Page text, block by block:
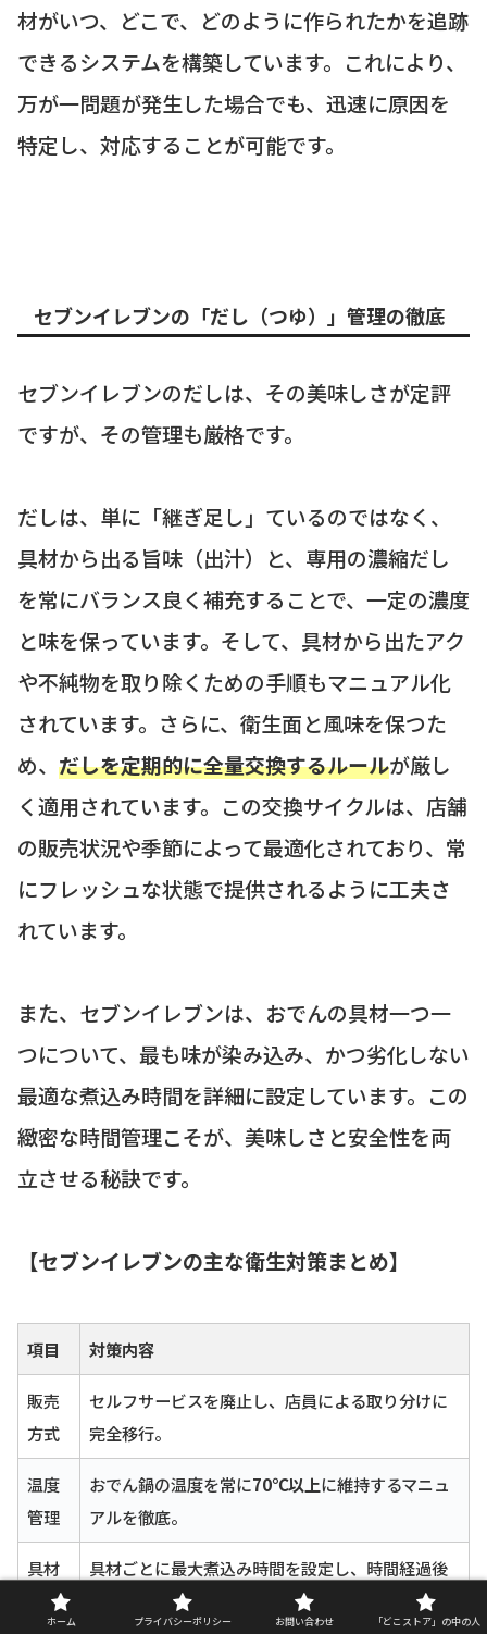
材がいつ、どこで、どのように作られたかを追跡
できるシステムを構築しています。これにより、
万が一問題が発生した場合でも、迅速に原因を
特定し、対応することが可能です。
セブンイレブンの「だし（つゆ）」管理の徹底
セブンイレブンのだしは、その美味しさが定評
ですが、その管理も厳格です。
だしは、単に「継ぎ足し」ているのではなく、
具材から出る旨味（出汁）と、専用の濃縮だし
を常にバランス良く補充することで、一定の濃度
と味を保っています。そして、具材から出たアク
や不純物を取り除くための手順もマニュアル化
されています。さらに、衛生面と風味を保つた
め、 だしを定期的に全量交換するルールが厳し
く適用されています。この交換サイクルは、店舗
の販売状況や季節によって最適化されており、常
にフレッシュな状態で提供されるように工夫さ
れています。
また、セブンイレブンは、おでんの具材一つ一
つについて、最も味が染み込み、かつ劣化しない
最適な煮込み時間を詳細に設定しています。この
緻密な時間管理こそが、美味しさと安全性を両
立させる秘訣です。
【セブンイレブンの主な衛生対策まとめ】
項目 対策内容
販売
方式
セルフサービスを廃止し、店員による取り分けに
完全移行。
温度
管理
おでん鍋の温度を常に70℃以上に維持するマニュ
アルを徹底。
具材
管理
具材ごとに最大煮込み時間を設定し、時間経過後
必ず廃棄
ホーム プライバシーポリシー お問い合わせ 「どこストア」の中の人